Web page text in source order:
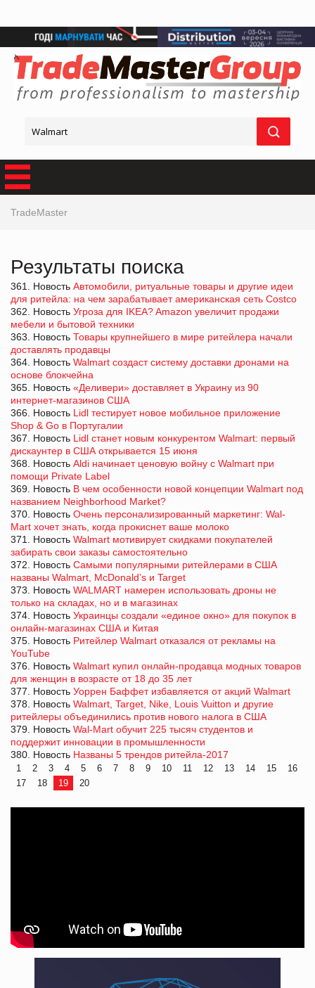
TradeMaster
Результаты поиска
361. Новость Автомобили, ритуальные товары и другие идеи
для ритейла: на чем зарабатывает американская сеть Costco
362. Новость Угроза для IKEA? Amazon увеличит продажи
мебели и бытовой техники
363. Новость Товары крупнейшего в мире ритейлера начали
доставлять продавцы
364. Новость Walmart создаст систему доставки дронами на
основе блокчейна
365. Новость «Деливери» доставляет в Украину из 90
интернет-магазинов США
366. Новость Lidl тестирует новое мобильное приложение
Shop & Go в Португалии
367. Новость Lidl станет новым конкурентом Walmart: первый
дискаунтер в США открывается 15 июня
368. Новость Aldi начинает ценовую войну с Walmart при
помощи Private Label
369. Новость В чем особенности новой концепции Walmart под
названием Neighborhood Market?
370. Новость Очень персонализированный маркетинг: Wal-
Mart хочет знать, когда прокиснет ваше молоко
371. Новость Walmart мотивирует скидками покупателей
забирать свои заказы самостоятельно
372. Новость Самыми популярными ритейлерами в США
названы Walmart, McDonald’s и Target
373. Новость WALMART намерен использовать дроны не
только на складах, но и в магазинах
374. Новость Украинцы создали «единое окно» для покупок в
онлайн-магазинах США и Китая
375. Новость Ритейлер Walmart отказался от рекламы на
YouTube
376. Новость Walmart купил онлайн-продавца модных товаров
для женщин в возрасте от 18 до 35 лет
377. Новость Уоррен Баффет избавляется от акций Walmart
378. Новость Walmart, Target, Nike, Louis Vuitton и другие
ритейлеры объединились против нового налога в США
379. Новость Wal-Mart обучит 225 тысяч студентов и
поддержит инновации в промышленности
380. Новость Названы 5 трендов ритейла-2017
1 2 3 4 5 6 7 8 9 10 11 12 13 14 15
16
17
18 19 20